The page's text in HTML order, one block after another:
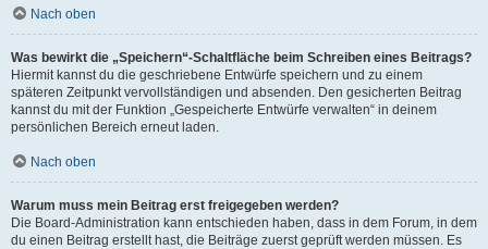
Nach oben
Was bewirkt die „Speichern“-Schaltfläche beim Schreiben eines Beitrags?
Hiermit kannst du die geschriebene Entwürfe speichern und zu einem
späteren Zeitpunkt vervollständigen und absenden. Den gesicherten Beitrag
kannst du mit der Funktion „Gespeicherte Entwürfe verwalten“ in deinem
persönlichen Bereich erneut laden.
Nach oben
Warum muss mein Beitrag erst freigegeben werden?
Die Board-Administration kann entschieden haben, dass in dem Forum, in dem
du einen Beitrag erstellt hast, die Beiträge zuerst geprüft werden müssen. Es